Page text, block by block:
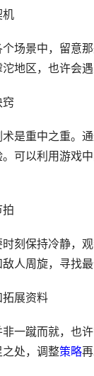
机
场景中，留意
沱地区，也许会
是重中之重。
。可以利用游戏
刻保持冷静，
人周旋，寻找
拓展资料
一蹴而就，也
处，调整策略